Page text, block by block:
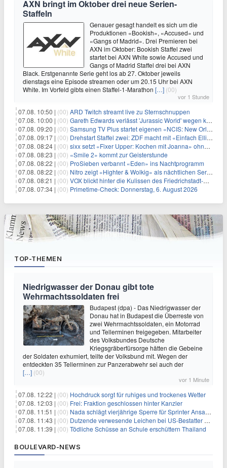
AXN bringt im Oktober drei neue Serien-
Staffeln
Genauer gesagt handelt es sich um die
Produktionen «Bookish», «Accused» und
«Gangs of Madrid». Drei Premieren bei
AXN im Oktober: Bookish Staffel zwei
startet bei AXN White sowie Accused und
Gangs of Madrid Staffel drei bei AXN
Black. Erstgenannte Serie geht los ab 27. Oktober jeweils
dienstags eine Episode streamen oder um 20.15 Uhr bei AXN
White. Im Vorfeld gibts einen Staffel-1-Marathon […] (00)
vor 1 Stunde
07.08. 10:50 | (00) ARD Twitch streamt live zu Sternschnuppen
07.08. 10:00 | (00) Gareth Edwards verlässt 'Jurassic World' wegen kreativer Differenzen
07.08. 09:20 | (00) Samsung TV Plus startet eigenen «NCIS: New Orleans»-Sender
07.08. 09:17 | (00) Drehstart Staffel zwei: ZDF macht mit «Einfach Elli» weiter
07.08. 08:24 | (00) sixx setzt «Fixer Upper: Kochen mit Joanna» ohne Pause fort
07.08. 08:23 | (00) «Smile 2» kommt zur Geisterstunde
07.08. 08:22 | (00) ProSieben verbannt «Eden» ins Nachtprogramm
07.08. 08:22 | (00) Nitro zeigt «Highter & Wolkig» als nächtlichen Serienmarathon
07.08. 08:21 | (00) VOX blickt hinter die Kulissen des Friedrichstadt-Palasts
07.08. 07:34 | (00) Primetime-Check: Donnerstag, 6. August 2026
TOP-THEMEN
Niedrigwasser der Donau gibt tote
Wehrmachtssoldaten frei
Budapest (dpa) - Das Niedrigwasser der
Donau hat in Budapest die Überreste von
zwei Wehrmachtssoldaten, ein Motorrad
und Tellerminen freigegeben. Mitarbeiter
des Volksbundes Deutsche
Kriegsgräberfürsorge hätten die Gebeine
der Soldaten exhumiert, teilte der Volksbund mit. Wegen der
entdeckten 35 Tellerminen zur Panzerabwehr sei auch der
[…] (00)
vor 1 Minute
07.08. 12:22 | (00) Hochdruck sorgt für ruhiges und trockenes Wetter
07.08. 12:03 | (00) Frei: Fraktion geschlossen hinter Kanzler
07.08. 11:51 | (00) Nada schlägt vierjährige Sperre für Sprinter Ansah vor
07.08. 11:43 | (00) Dutzende verwesende Leichen bei US-Bestatter gefunden
07.08. 11:39 | (00) Tödliche Schüsse an Schule erschüttern Thailand
BOULEVARD-NEWS